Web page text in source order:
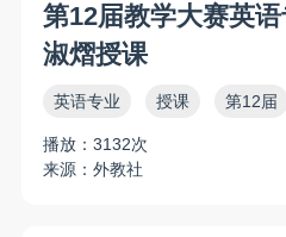
第12届教学大赛英
淑熠授课
英语专业 授课 第12届
播放：3132次
来源：外教社